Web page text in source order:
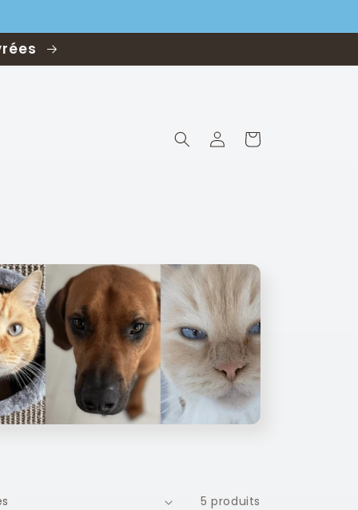
ConnexionPanier
5 produits